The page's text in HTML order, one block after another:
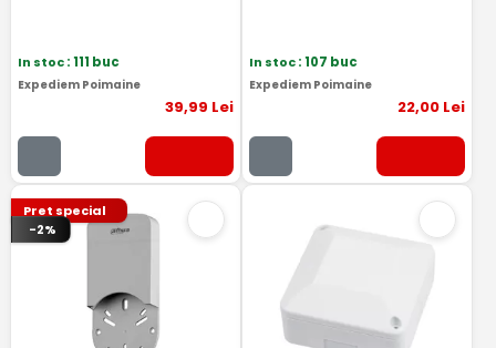
In stoc: 111 buc
Expediem Poimaine
39,99 Lei
In stoc: 107 buc
Expediem Poimaine
22,00 Lei
Pret special
-2%